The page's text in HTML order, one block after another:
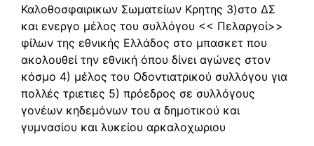
Καλοθοσφαιρικων Σωματείων Κρητης 3)στο ΔΣ
και ενεργο μέλος του συλλόγου << Πελαργοί>>
φίλων της εθνικής Ελλάδος στο μπασκετ που
ακολουθεί την εθνική όπου δίνει αγώνες στον
κόσμο 4) μέλος του Οδοντιατρικού συλλόγου για
πολλές τριετιες 5) πρόεδρος σε συλλόγους
γονέων κηδεμόνων του α δημοτικού και
γυμνασίου και λυκείου αρκαλοχωριου